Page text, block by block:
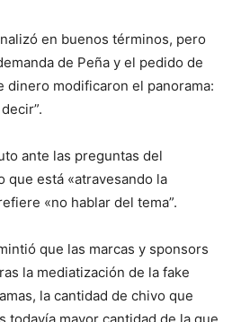
en buenos términos, pero
de Peña y el pedido de
dinero modificaron el panorama:
ante las preguntas del
que está «atravesando la
«no hablar del tema”.
que las marcas y sponsors
la mediatización de la fake
la cantidad de chivo que
todavía mayor cantidad de la que